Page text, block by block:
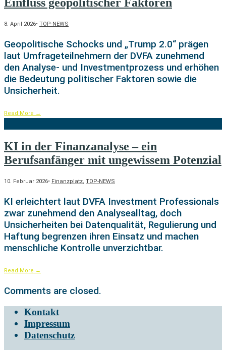
8. April 2026• TOP-NEWS
Geopolitische Schocks und „Trump 2.0“ prägen
laut Umfrageteilnehmern der DVFA zunehmend
den Analyse- und Investmentprozess und erhöhen
die Bedeutung politischer Faktoren sowie die
Unsicherheit.
Read More →
KI in der Finanzanalyse – ein
Berufsanfänger mit ungewissem Potenzial
10. Februar 2026• Finanzplatz, TOP-NEWS
KI erleichtert laut DVFA Investment Professionals
zwar zunehmend den Analysealltag, doch
Unsicherheiten bei Datenqualität, Regulierung und
Haftung begrenzen ihren Einsatz und machen
menschliche Kontrolle unverzichtbar.
Read More →
Comments are closed.
Kontakt
Impressum
Datenschutz